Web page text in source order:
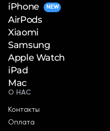
iPhone NEW
AirPods
Xiaomi
Samsung
Apple Watch
iPad
Mac
О НАС
Контакты
Оплата